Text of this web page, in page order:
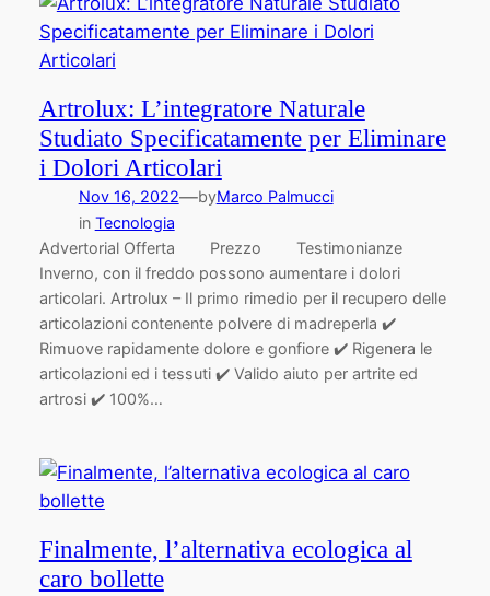
Artrolux: L’integratore Naturale
Studiato Specificatamente per Eliminare
i Dolori Articolari
Nov 16, 2022—byMarco Palmucci
in Tecnologia
Advertorial Offerta Prezzo Testimonianze
Inverno, con il freddo possono aumentare i dolori
articolari. Artrolux – Il primo rimedio per il recupero delle
articolazioni contenente polvere di madreperla ✔️
Rimuove rapidamente dolore e gonfiore ✔️ Rigenera le
articolazioni ed i tessuti ✔️ Valido aiuto per artrite ed
artrosi ✔️ 100%…
Finalmente, l’alternativa ecologica al
caro bollette